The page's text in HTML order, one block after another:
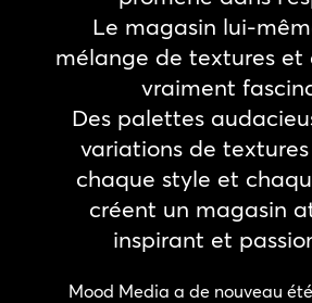
Le magasin lui-
mélange de textures et
vraiment
Des palettes
variations de
chaque style et
créent un magasin
inspirant et
Mood Media a de nouveau